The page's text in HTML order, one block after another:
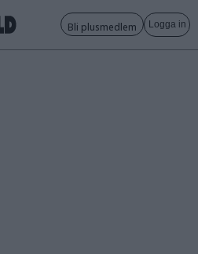
Bli plusmedlem Logga in